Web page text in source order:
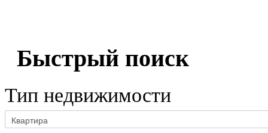
Быстрый поиск
Тип недвижимости